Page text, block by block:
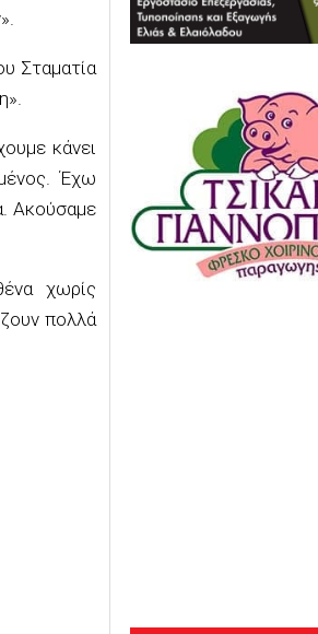
Σταματία
κάνει
Έχω
Ακούσαμε
χωρίς
πολλά